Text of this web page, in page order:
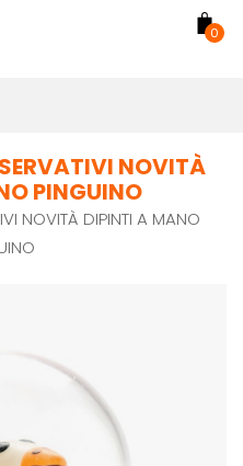
0
NOVITÀ
PINGUINO
NOVITÀ DIPINTI A MANO